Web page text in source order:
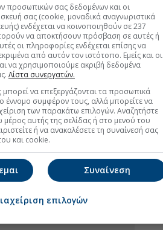
τουEuro2day.grστοLinkedin
εξάμηνο
της εύλογης αξίας
έναντι 4,05 εκατ.
στις ΑΕΕΑΠ
προσωπικών σας δεδομένων και οι
σας (cookie, μοναδικά αναγνωριστικά
ενδέχεται να κοινοποιηθούν σε 237
να αποκτήσουν πρόσβαση σε αυτές ή
οι πληροφορίες ενδέχεται επίσης να
από αυτόν τον ιστότοπο. Εμείς και οι
να χρησιμοποιούμε ακριβή δεδομένα
Λίστα συνεργατών.
να επεξεργάζονται τα προσωπικά
έννομο συμφέρον τους, αλλά μπορείτε να
των παρακάτω επιλογών. Αναζητήστε
αυτής της σελίδας ή στο μενού του
ή να ανακαλέσετε τη συναίνεσή σας
και cookie.
Συναίνεση
επιλογών